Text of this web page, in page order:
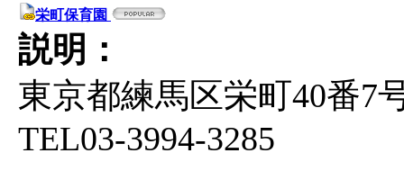
栄町保育園
説明：
東京都練馬区栄町40番7
TEL03-3994-3285